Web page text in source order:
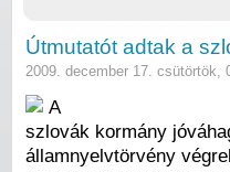
Útmutatót adtak a
2009. december 17. csütörtök,
A
szlovák kormány
államnyelvtörvény